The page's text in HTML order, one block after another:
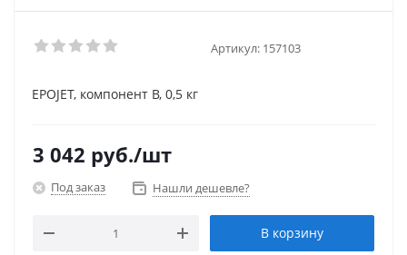
Артикул: 157103
EPOJET, компонент В, 0,5 кг
3 042 руб./шт
Под заказ Нашли дешевле?
В корзину